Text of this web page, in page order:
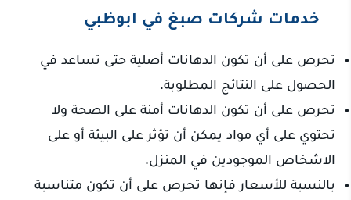
خدمات شركات صبغ في ابوظبي
تحرص على أن تكون الدهانات أصلية حتى تساعد في
الحصول على النتائج المطلوبة.
تحرص على أن تكون الدهانات أمنة على الصحة ولا
تحتوي على أي مواد يمكن أن تؤثر على البيئة أو على
الاشخاص الموجودين في المنزل.
بالنسبة للأسعار فإنها تحرص على أن تكون متناسبة